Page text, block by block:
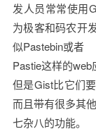
发人员常常使用
为极客和码农开
似Pastebin或者
Pastie这样的web
但是Gist比它们
而且带有很多其
七杂八的功能。